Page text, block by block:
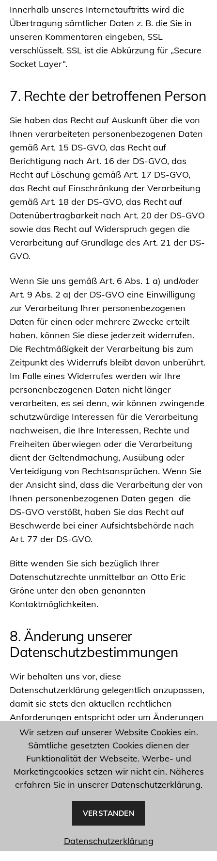
Innerhalb unseres Internetauftritts wird die
Übertragung sämtlicher Daten z. B. die Sie in
unseren Kommentaren eingeben, SSL
verschlüsselt. SSL ist die Abkürzung für „Secure
Socket Layer“.
7. Rechte der betroffenen Person
Sie haben das Recht auf Auskunft über die von
Ihnen verarbeiteten personenbezogenen Daten
gemäß Art. 15 DS-GVO, das Recht auf
Berichtigung nach Art. 16 der DS-GVO, das
Recht auf Löschung gemäß Art. 17 DS-GVO,
das Recht auf Einschränkung der Verarbeitung
gemäß Art. 18 der DS-GVO, das Recht auf
Datenübertragbarkeit nach Art. 20 der DS-GVO
sowie das Recht auf Widerspruch gegen die
Verarbeitung auf Grundlage des Art. 21 der DS-
GVO.
Wenn Sie uns gemäß Art. 6 Abs. 1 a) und/oder
Art. 9 Abs. 2 a) der DS-GVO eine Einwilligung
zur Verarbeitung Ihrer personenbezogenen
Daten für einen oder mehrere Zwecke erteilt
haben, können Sie diese jederzeit widerrufen.
Die Rechtmäßigkeit der Verarbeitung bis zum
Zeitpunkt des Widerrufs bleibt davon unberührt.
Im Falle eines Widerrufes werden wir Ihre
personenbezogenen Daten nicht länger
verarbeiten, es sei denn, wir können zwingende
schutzwürdige Interessen für die Verarbeitung
nachweisen, die Ihre Interessen, Rechte und
Freiheiten überwiegen oder die Verarbeitung
dient der Geltendmachung, Ausübung oder
Verteidigung von Rechtsansprüchen. Wenn Sie
der Ansicht sind, dass die Verarbeitung der von
Ihnen personenbezogenen Daten gegen die
DS-GVO verstößt, haben Sie das Recht auf
Beschwerde bei einer Aufsichtsbehörde nach
Art. 77 der DS-GVO.
Bitte wenden Sie sich bezüglich Ihrer
Datenschutzrechte unmittelbar an Otto Eric
Gröne unter den oben genannten
Kontaktmöglichkeiten.
8. Änderung unserer
Datenschutzbestimmungen
Wir behalten uns vor, diese
Datenschutzerklärung gelegentlich anzupassen,
damit sie stets den aktuellen rechtlichen
Anforderungen entspricht oder um Änderungen
unserer Leistungen in der Datenschutzerklärung
umzusetzen, z. B. bei der Einführung neuer
Services. Für Ihren erneuten Besuch gilt dann
die neue Datenschutzerklärung.
© 2026cleanmade
Wir setzen auf unserer Website Cookies ein.
Sämtliche gesetzten Cookies dienen der
Funktionalität der Webseite. Werbe- und
Marketingcookies setzen wir nicht ein. Näheres
erfahren Sie in unserer Datenschutzerklärung.
VERSTANDEN
Datenschutzerklärung